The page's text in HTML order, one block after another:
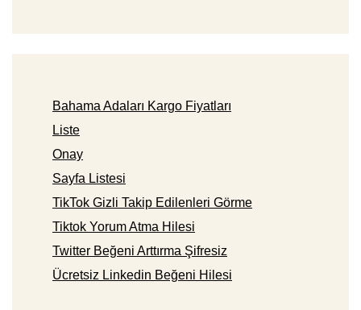
Bahama Adaları Kargo Fiyatları
Liste
Onay
Sayfa Listesi
TikTok Gizli Takip Edilenleri Görme
Tiktok Yorum Atma Hilesi
Twitter Beğeni Arttırma Şifresiz
Ücretsiz Linkedin Beğeni Hilesi